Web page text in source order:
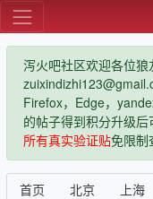
泻火吧社区欢迎各位
Firefox，Edge，
的帖子得到积分升级后
所有真实验证贴免限制
首页 北京 上海